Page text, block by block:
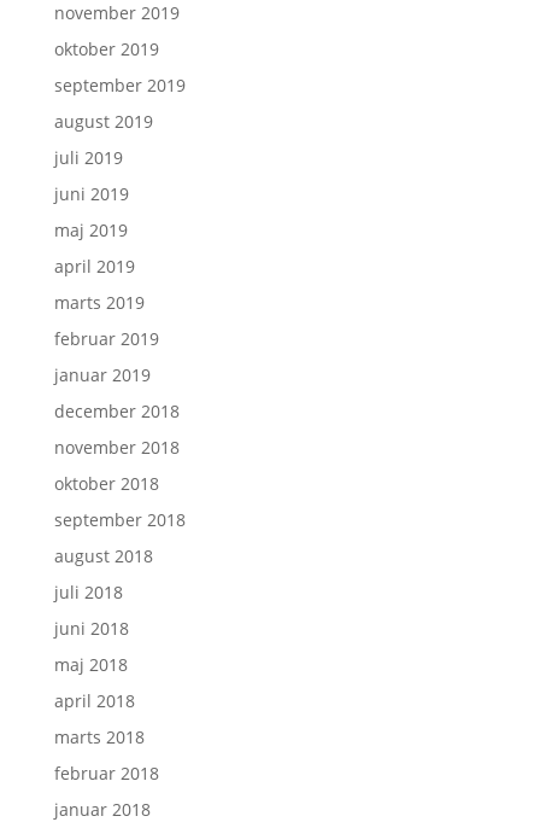
november 2019
oktober 2019
september 2019
august 2019
juli 2019
juni 2019
maj 2019
april 2019
marts 2019
februar 2019
januar 2019
december 2018
november 2018
oktober 2018
september 2018
august 2018
juli 2018
juni 2018
maj 2018
april 2018
marts 2018
februar 2018
januar 2018